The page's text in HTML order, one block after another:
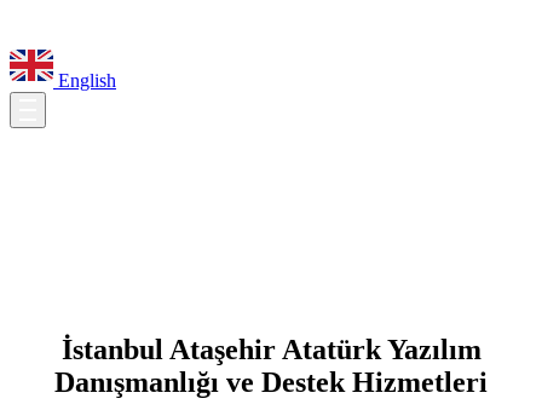
English
İstanbul Ataşehir Atatürk Yazılım
Danışmanlığı ve Destek Hizmetleri